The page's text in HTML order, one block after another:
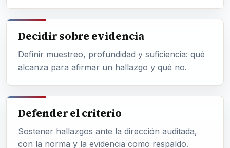
Decidir sobre evidencia
Definir muestreo, profundidad y suficiencia: qué
alcanza para afirmar un hallazgo y qué no.
Defender el criterio
Sostener hallazgos ante la dirección auditada,
con la norma y la evidencia como respaldo.